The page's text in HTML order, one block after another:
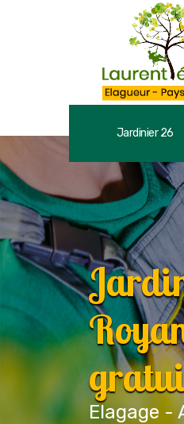
Jardinier 26
Elagage -